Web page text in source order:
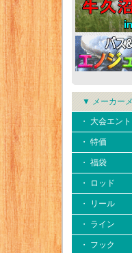
▼ メーカー
・ 大会エン
・ 特価
・ 福袋
・ ロッド
・ リール
・ ライン
・ フック